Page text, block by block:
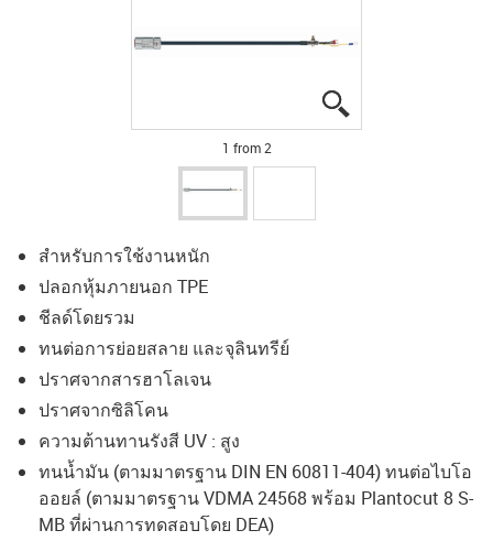
1 from 2
สำหรับการใช้งานหนัก
ปลอกหุ้มภายนอก TPE
ชีลด์โดยรวม
ทนต่อการย่อยสลาย และจุลินทรีย์
ปราศจากสารฮาโลเจน
ปราศจากซิลิโคน
ความต้านทานรังสี UV : สูง
ทนน้ำมัน (ตามมาตรฐาน DIN EN 60811-404) ทนต่อไบโอ
ออยล์ (ตามมาตรฐาน VDMA 24568 พร้อม Plantocut 8 S-
MB ที่ผ่านการทดสอบโดย DEA)